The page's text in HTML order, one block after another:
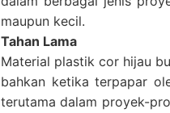
maupun kecil.
Tahan Lama
Material plastik cor hijau
bahkan ketika terpapar
terutama dalam proyek-